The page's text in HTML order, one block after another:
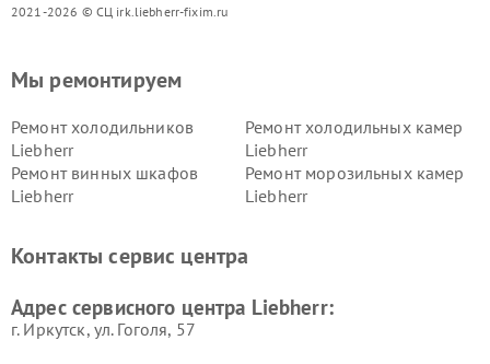
2021-2026 © СЦ irk.liebherr-fixim.ru
Мы ремонтируем
Ремонт холодильников
Liebherr
Ремонт холодильных камер
Liebherr
Ремонт винных шкафов
Liebherr
Ремонт морозильных камер
Liebherr
Контакты сервис центра
Адрес сервисного центра Liebherr:
г. Иркутск, ул. ​Гоголя, 57